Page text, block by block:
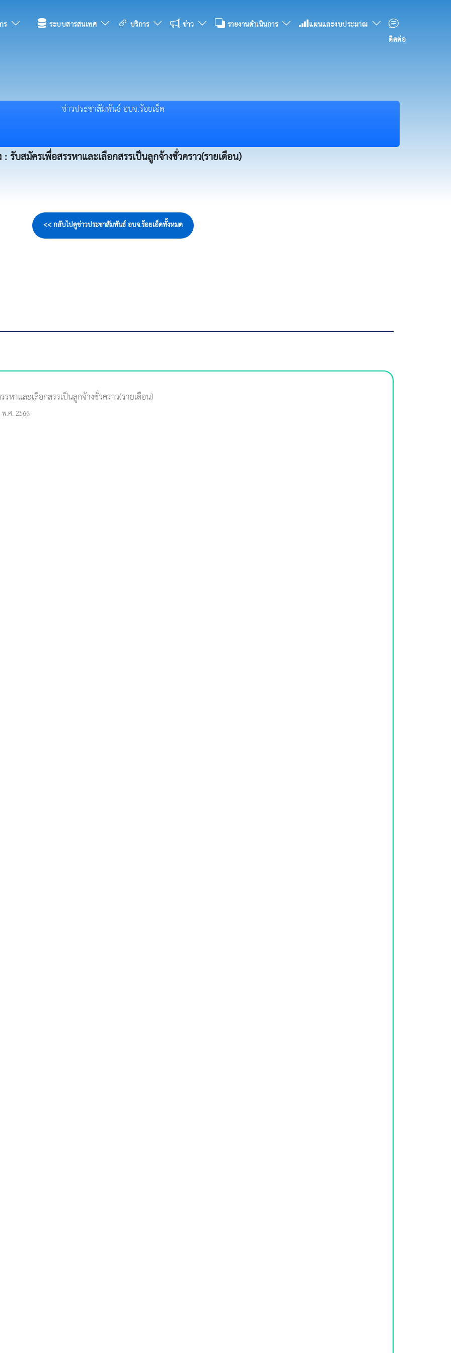
ร ระบบสารสนเทศ บริการ ข่าว รายงานดำเนินการ
แผนและงบประมาณ
ติดต่อ
ข่าวประชาสัมพันธ์ อบจ.ร้อยเอ็ด
: รับสมัครเพื่อสรรหาและเลือกสรรเป็นลูกจ้างชั่วคราว(รายเดือน)
<< กลับไปดูข่าวประชาสัมพันธ์ อบจ.ร้อยเอ็ดทั้งหมด
หาและเลือกสรรเป็นลูกจ้างชั่วคราว(รายเดือน)
.ศ. 2566